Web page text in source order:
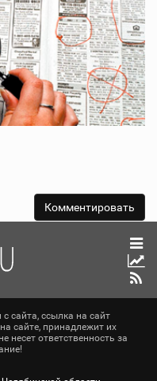
сайта, ссылка на сайт
сайте, принадлежит их
несет ответственность за